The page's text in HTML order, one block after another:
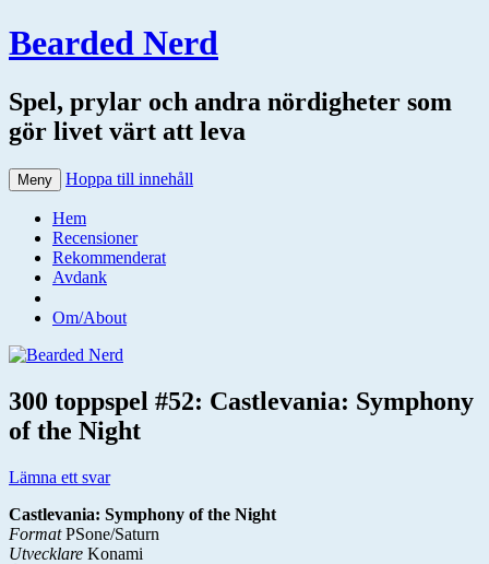
Bearded Nerd
Spel, prylar och andra nördigheter som
gör livet värt att leva
Meny Hoppa till innehåll
Hem
Recensioner
Rekommenderat
Avdank
Om/About
300 toppspel #52: Castlevania: Symphony
of the Night
Lämna ett svar
Castlevania: Symphony of the Night
FormatPSone/Saturn
Utvecklare Konami